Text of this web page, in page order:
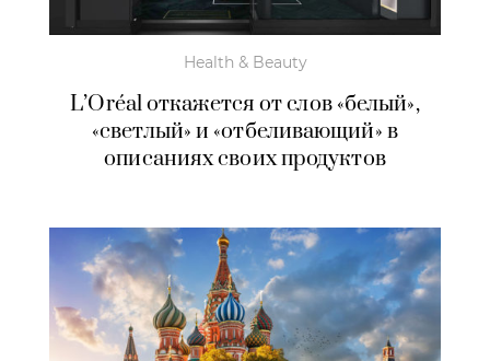
Health & Beauty
L’Oréal откажется от слов «белый»,
«светлый» и «отбеливающий» в
описаниях своих продуктов